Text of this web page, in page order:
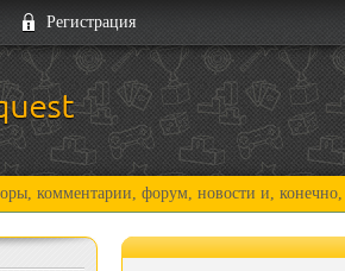
Регистрация
форум, новости и, конечно,